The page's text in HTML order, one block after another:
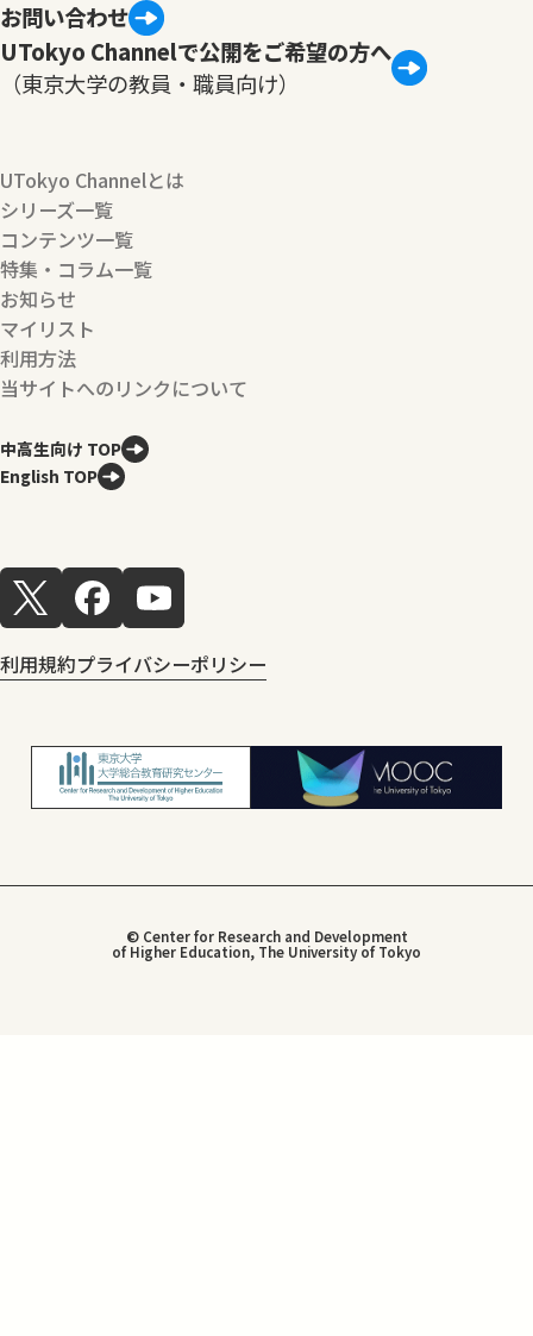
お問い合わせ
UTokyo Channelで公開をご希望の方へ
（東京大学の教員・職員向け）
UTokyo Channelとは
シリーズ一覧
コンテンツ一覧
特集・コラム一覧
お知らせ
マイリスト
利用方法
当サイトへのリンクについて
中高生向け TOP
English TOP
利用規約プライバシーポリシー
© Center for Research and Development
of Higher Education, The University of Tokyo